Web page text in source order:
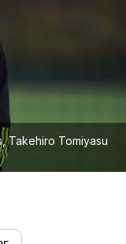
Takehiro Tomiyasu